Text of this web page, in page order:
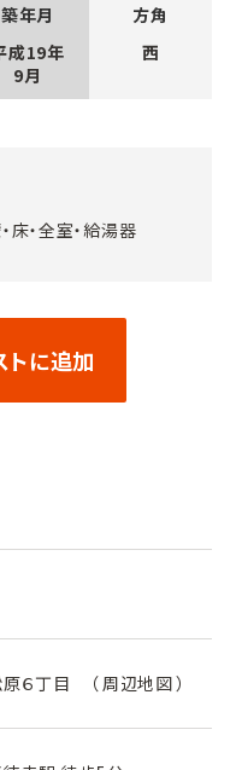
築年月
成19年
9月
方角
西
床・全室・給湯器
トに追加
６丁目 （ 周辺地図）